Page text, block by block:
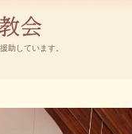
助しています。